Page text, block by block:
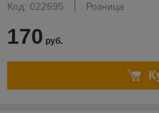
Код: 022695
Розница
170 руб.